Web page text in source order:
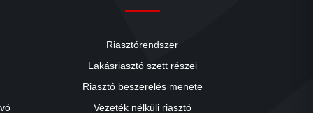
Riasztórendszer
Lakásriasztó szett részei
Riasztó beszerelés menete
Vezeték nélküli riasztó